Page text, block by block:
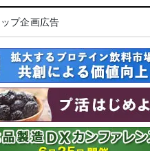
プ企画広告